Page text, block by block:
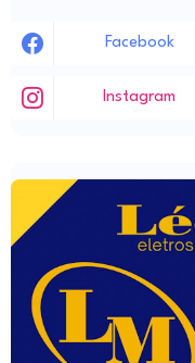
Facebook
Instagram